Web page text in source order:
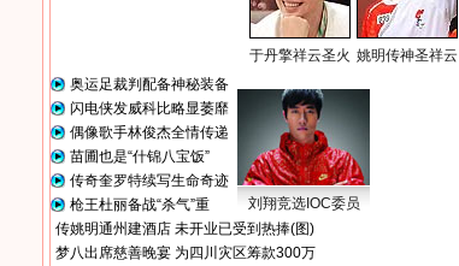
于丹擎祥云圣火 姚明传神圣祥云
奥运足裁判配备神秘装备
闪电侠发威科比略显萎靡
偶像歌手林俊杰全情传递
苗圃也是“什锦八宝饭”
传奇奎罗特续写生命奇迹
枪王杜丽备战“杀气”重
刘翔竞选IOC委员
传姚明通州建酒店 未开业已受到热捧(图)
梦八出席慈善晚宴 为四川灾区筹款300万